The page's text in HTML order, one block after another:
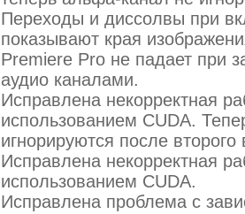
Переходы и диссолвы при
показывают края
Premiere Pro не падает при
аудио каналами.
Исправлена некорректная
использованием CUDA.
игнорируются после
Исправлена некорректная
использованием CUDA.
Исправлена проблема с